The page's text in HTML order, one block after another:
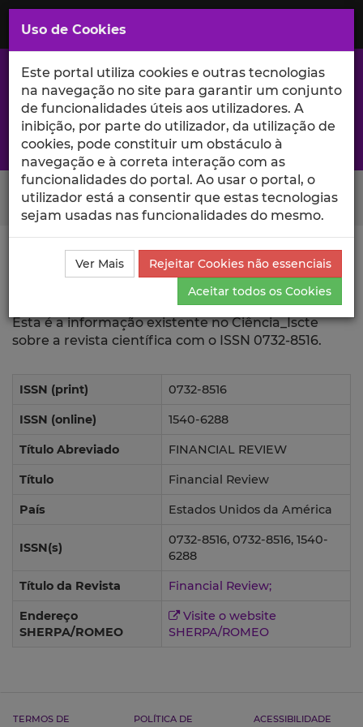
Saltar
para
Conteúdo
Principal
A excelência da investigação e ciência no Iscte
Search Button
Ciência_Iscte Revista Científica
Esta é a informação existente no Ciência_Iscte
sobre a revista científica com o ISSN 0732-8516.
ISSN (print) 0732-8516
ISSN (online) 1540-6288
Título Abreviado FINANCIAL REVIEW
Título Financial Review
País Estados Unidos da América
ISSN(s)
0732-8516, 0732-8516, 1540-
6288
Título da Revista Financial Review;
Endereço
SHERPA/ROMEO
Visite o website
SHERPA/ROMEO
TERMOS DE POLÍTICA DE ACESSIBILIDADE
Uso de Cookies
Este portal utiliza cookies e outras tecnologias
na navegação no site para garantir um conjunto
de funcionalidades úteis aos utilizadores. A
inibição, por parte do utilizador, da utilização de
cookies, pode constituir um obstáculo à
navegação e à correta interação com as
funcionalidades do portal. Ao usar o portal, o
utilizador está a consentir que estas tecnologias
sejam usadas nas funcionalidades do mesmo.
Ver Mais
Rejeitar Cookies não essenciais
Aceitar todos os Cookies